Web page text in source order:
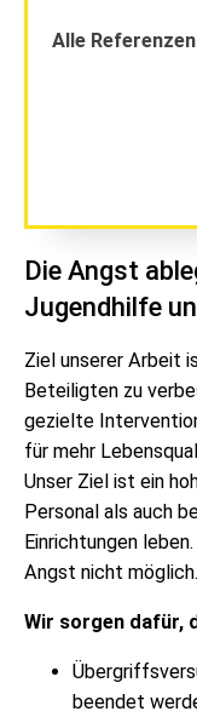
Alle Referenzen
Die Angst
Jugendhilfe
Ziel unserer Arbeit
Beteiligten zu
gezielte
für mehr
Unser Ziel ist ein
Personal als auch
Einrichtungen
Angst nicht möglich.
Wir sorgen dafür,
beendet